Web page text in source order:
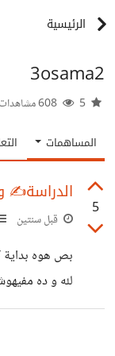
الرئيسية
3osama2
المساهمات
5
الدراسة✍️
قبل سنتين
بص هوه بداية
بقى يا سيدي